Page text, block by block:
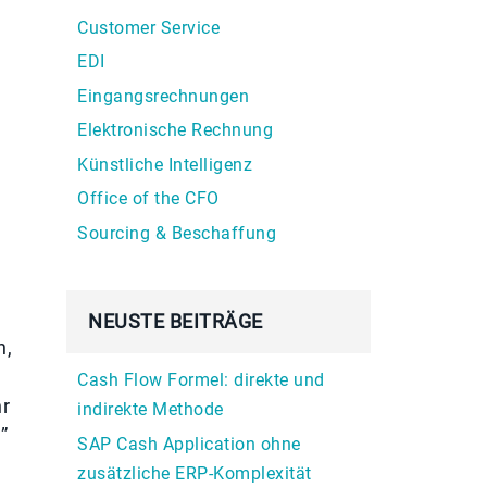
Customer Service
EDI
Eingangsrechnungen
Elektronische Rechnung
Künstliche Intelligenz
Office of the CFO
Sourcing & Beschaffung
NEUSTE BEITRÄGE
Cash Flow Formel: direkte und
indirekte Methode
SAP Cash Application ohne
zusätzliche ERP-Komplexität